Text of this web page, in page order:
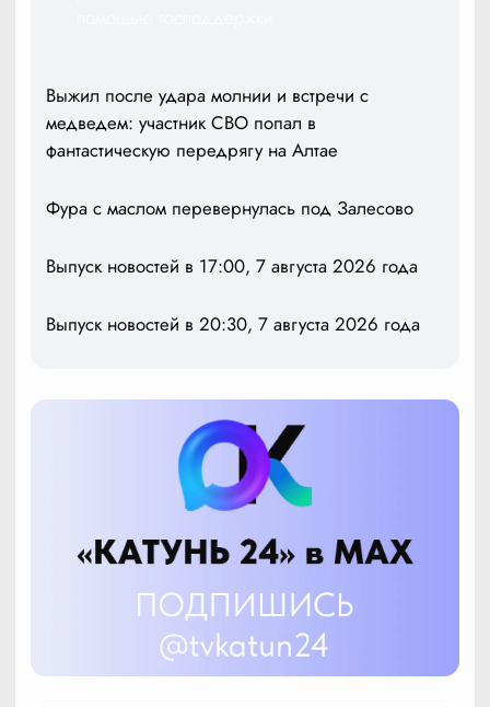
Выжил после удара молнии и встречи с
медведем: участник СВО попал в
фантастическую передрягу на Алтае
Фура с маслом перевернулась под Залесово
Выпуск новостей в 17:00, 7 августа 2026 года
Выпуск новостей в 20:30, 7 августа 2026 года